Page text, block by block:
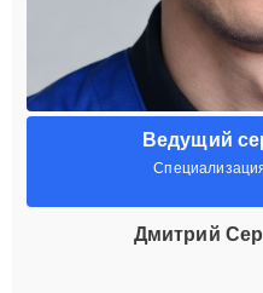
Ведущий
Дмитрий